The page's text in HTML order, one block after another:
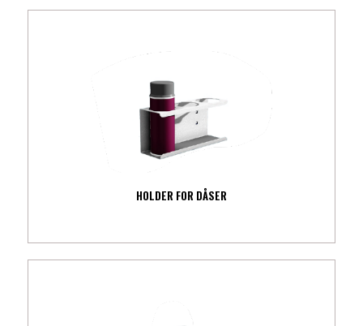
HOLDER FOR DÅSER